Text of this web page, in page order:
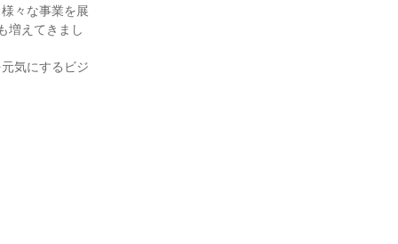
々な事業を展
増えてきまし
気にするビジ